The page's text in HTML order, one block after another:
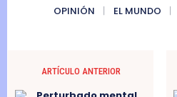
OPINIÓN
EL MUNDO
ARTÍCULO ANTERIOR